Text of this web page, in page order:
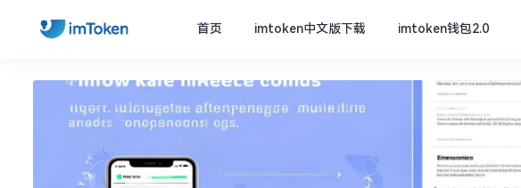
首页 imtoken中文版下载 imtoken钱包2.0